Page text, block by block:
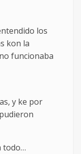
los
kon la
funcionaba
y ke por
todo…